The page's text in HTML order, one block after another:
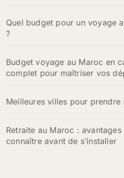
:Quel budget pour un voyage
?
Budget voyage au Maroc en
complet pour maîtriser vos
Meilleures villes pour prendre
Retraite au Maroc :
connaître avant de s’installer